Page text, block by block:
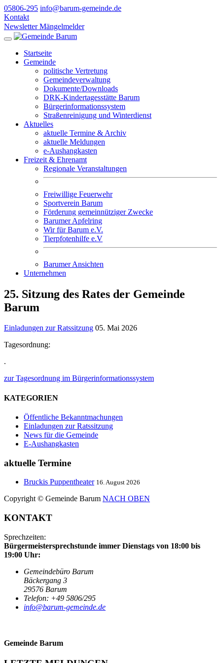
05806-295 info@barum-gemeinde.de
Kontakt
Newsletter Mängelmelder
Startseite
Gemeinde
politische Vertretung
Gemeindeverwaltung
Dokumente/Downloads
DRK-Kindertagesstätte Barum
Bürgerinformationssystem
Straßenreinigung und Winterdienst
Aktuelles
aktuelle Termine & Archiv
aktuelle Meldungen
e-Aushangkasten
Freizeit & Ehrenamt
Regionale Veranstaltungen
Freiwillige Feuerwehr
Sportverein Barum
Förderung gemeinnütziger Zwecke
Barumer Apfelring
Wir für Barum e.V.
Tierpfotenhilfe e.V
Barumer Ansichten
Unternehmen
25. Sitzung des Rates der Gemeinde
Barum
Einladungen zur Ratssitzung 05. Mai 2026
Tagesordnung:
.
zur Tagesordnung im Bürgerinformationssystem
KATEGORIEN
Öffentliche Bekanntmachungen
Einladungen zur Ratssitzung
News für die Gemeinde
E-Aushangkasten
aktuelle Termine
Bruckis Puppentheater 16. August 2026
Copyright © Gemeinde Barum NACH OBEN
KONTAKT
Sprechzeiten:
Bürgermeistersprechstunde immer Dienstags von 18:00 bis
19:00 Uhr:
Gemeindebüro Barum
Bäckergang 3
29576 Barum
Telefon: +49 5806/295
info@barum-gemeinde.de
Gemeinde Barum